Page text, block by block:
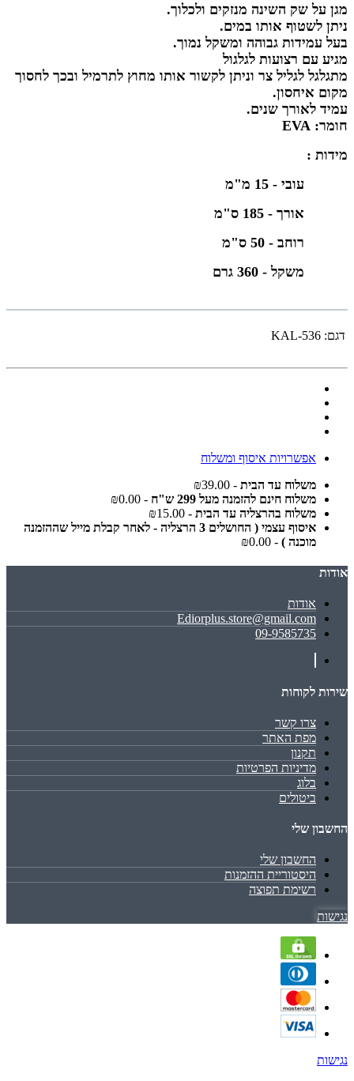
מגן על שק השינה מנזקים ולכלוך.
ניתן לשטוף אותו במים.
בעל עמידות גבוהה ומשקל נמוך.
מגיע עם רצועות לגלגול
מתגלגל לגליל צר וניתן לקשור אותו מחוץ לתרמיל ובכך לחסוך
מקום איחסון.
עמיד לאורך שנים.
חומר: EVA
מידות :
עובי - 15 מ"מ
אורך - 185 ס"מ
רוחב - 50 ס"מ
משקל - 360 גרם
דגם: KAL-536
אפשרויות איסוף ומשלוח
משלוח עד הבית - ₪39.00
משלוח חינם להזמנה מעל 299 ש"ח
- ₪0.00
משלוח בהרצליה עד הבית - ₪15.00
איסוף עצמי ( החושלים 3 הרצליה - לאחר קבלת מייל שההזמנה
מוכנה ) - ₪0.00
אודות
אודות
Ediorplus.store@gmail.com
09-9585735
שירות לקוחות
צרו קשר
מפת האתר
תקנון
מדיניות הפרטיות
בלוג
ביטולים
החשבון שלי
החשבון שלי
היסטוריית ההזמנות
רשימת תפוצה
נגישות
נגישות